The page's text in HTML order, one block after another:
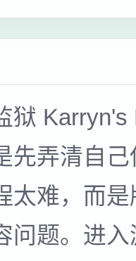
狱
先弄清自
太难，而
问题。进